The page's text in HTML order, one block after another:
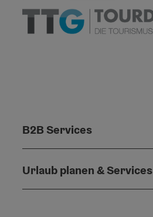
B2B Services
Urlaub planen & Services